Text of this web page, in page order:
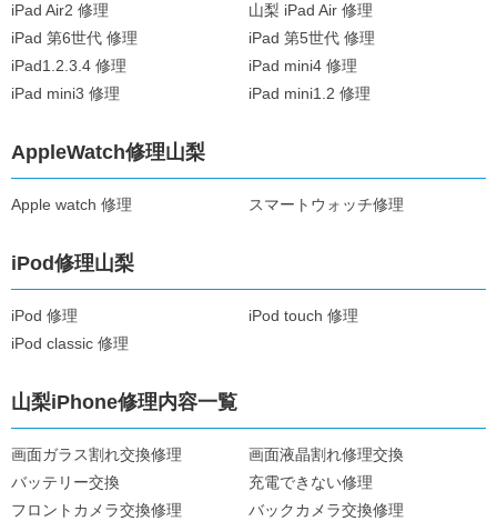
iPad Air2 修理
山梨 iPad Air 修理
iPad 第6世代 修理
iPad 第5世代 修理
iPad1.2.3.4 修理
iPad mini4 修理
iPad mini3 修理
iPad mini1.2 修理
AppleWatch修理山梨
Apple watch 修理 スマートウォッチ修理
iPod修理山梨
iPod 修理
iPod touch 修理
iPod classic 修理
山梨iPhone修理内容一覧
画面ガラス割れ交換修理
画面液晶割れ修理交換
バッテリー交換
充電できない修理
フロントカメラ交換修理
バックカメラ交換修理